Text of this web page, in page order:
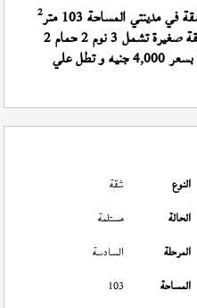
مدينتي المساحة 103 متر 2
بالطابق 0 شرقي تطل على شارع و حديقة صغيرة تشمل 3 نوم 2 حمام 2
) تشطيب الشركة بسعر 4,000 جنيه و تطل علي
النوع
شقة
الحالة
مستلمة
المرحلة
السادسة
المساحة
103